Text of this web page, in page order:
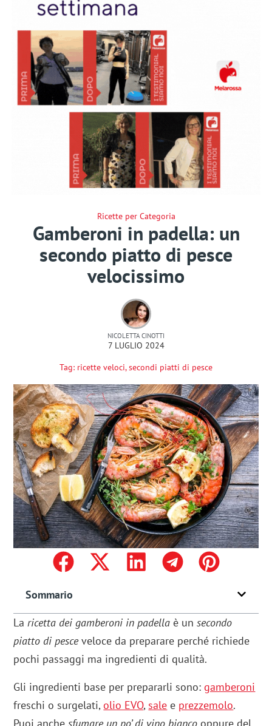
Ricette per Categoria
Gamberoni in padella: un
secondo piatto di pesce
velocissimo
NICOLETTA CINOTTI
7 LUGLIO 2024
Tag: ricette veloci,secondi piatti di pesce
Sommario
La ricetta dei gamberoni in padella è un secondo
piatto di pesceveloce da preparare perché richiede
pochi passaggi ma ingredienti di qualità.
Gli ingredienti base per prepararli sono:gamberoni
freschi o surgelati,olio EVO, sale e prezzemolo.
Puoi anche sfumare un po’ di vino bianco oppure del